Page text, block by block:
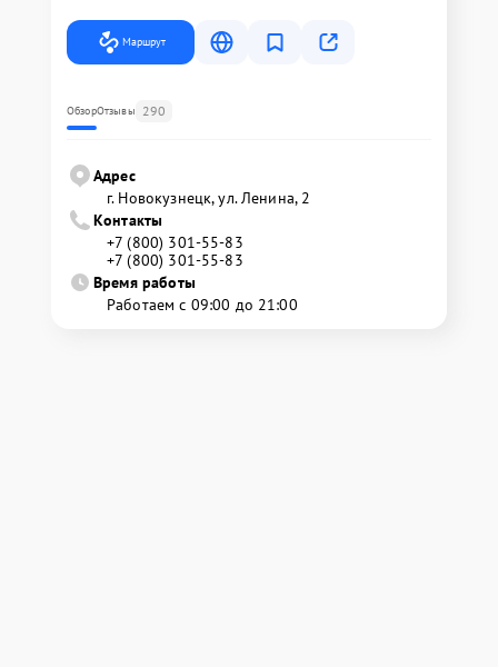
Маршрут
ОбзорОтзывы 290
Адрес
г. Новокузнецк, ул. Ленина, 2
Контакты
+7 (800) 301-55-83
+7 (800) 301-55-83
Время работы
Работаем с 09:00 до 21:00